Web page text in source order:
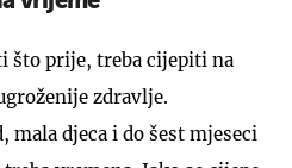
što prije, treba cijepiti na
zdravlje.
mala djeca i do šest mjeseci